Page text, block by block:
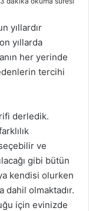
yıllardır
yıllarda
her yerinde
tercihi
derledik.
ve
gibi bütün
kendisi olurken
dahil olmaktadır.
için evinizde